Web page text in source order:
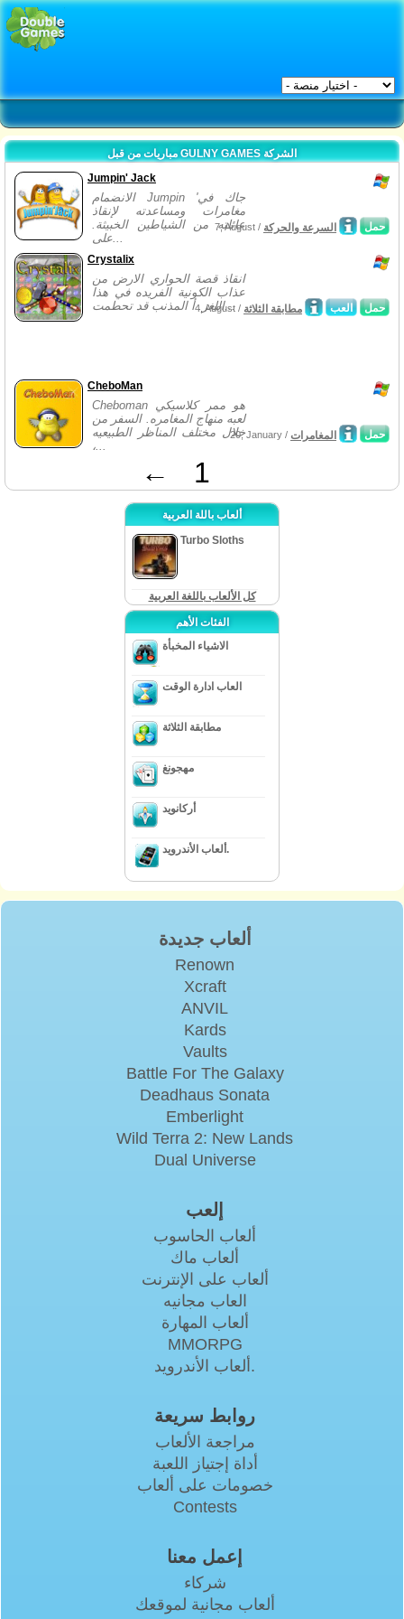
مباريات من قبل GULNY GAMES الشركة
Jumpin' Jack
الانضمام Jumpin 'جاك في
مغامرات ومساعدته لإنقاذ
عائلته من الشياطين الخبيثة.
على...
حمل 7, August / السرعة والحركة
Crystalix
انقاذ قصة الحواري الارض من
عذاب الكونية الفريده في هذا
اللغز. أ المذنب قد تحطمت...
حمل العب 4, August / مطابقة الثلاثة
CheboMan
Cheboman هو ممر كلاسيكي
لعبه منهاج المغامره. السفر من
خلال مختلف المناظر الطبيعيه
،...
حمل 20, January / المغامرات
← 1
ألعاب باللة العربية
Turbo Sloths
كل الألعاب باللغة العربية
الفئات الأهم
الاشياء المخبأة
العاب ادارة الوقت
مطابقة الثلاثة
مهجونغ
أركانويد
ألعاب الأندرويد.
ألعاب جديدة
Renown
Xcraft
ANVIL
Kards
Vaults
Battle For The Galaxy
Deadhaus Sonata
Emberlight
Wild Terra 2: New Lands
Dual Universe
إلعب
ألعاب الحاسوب
ألعاب ماك
ألعاب على الإنترنت
العاب مجانيه
ألعاب المهارة
MMORPG
ألعاب الأندرويد.
روابط سريعة
مراجعة الألعاب
أداة إجتياز اللعبة
خصومات على ألعاب
Contests
إعمل معنا
شركاء
ألعاب مجانية لموقعك